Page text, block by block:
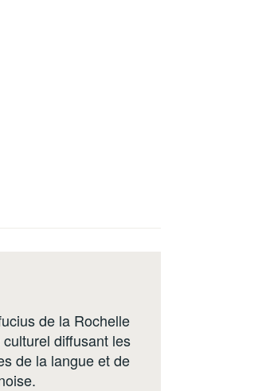
de la Rochelle
diffusant les
de la langue et de